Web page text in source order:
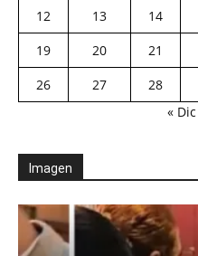
12
13 14
19
20 21
26
27 28
« Dic
Imagen